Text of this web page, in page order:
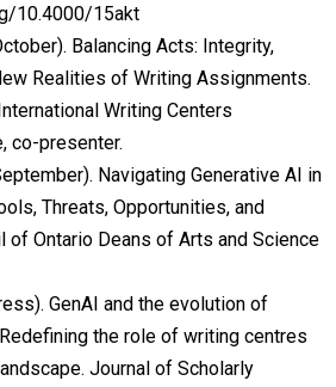
10.4000/15akt
Balancing Acts: Integrity,
Realities of Writing Assignments.
Writing Centers
co-presenter.
Navigating Generative AI in
Threats, Opportunities, and
of Ontario Deans of Arts and Science
GenAI and the evolution of
the role of writing centres
Journal of Scholarly